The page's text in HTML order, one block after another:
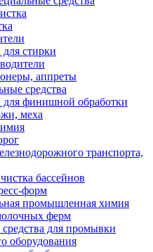
для стирки
аппреты
средства
для финишной обработки
меха
транспорта,
бассейнов
форм
промышленная химия
ферм
для промывки
оборудования